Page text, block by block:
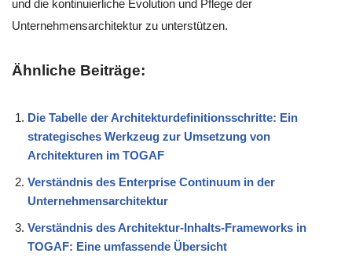
und die kontinuierliche Evolution und Pflege der
Unternehmensarchitektur zu unterstützen.
Ähnliche Beiträge:
Die Tabelle der Architekturdefinitionsschritte: Ein
strategisches Werkzeug zur Umsetzung von
Architekturen im TOGAF
Verständnis des Enterprise Continuum in der
Unternehmensarchitektur
Verständnis des Architektur-Inhalts-Frameworks in
TOGAF: Eine umfassende Übersicht